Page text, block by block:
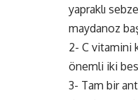
yapraklı
maydanoz
2- C vitamini
önemli iki
3- Tam bir